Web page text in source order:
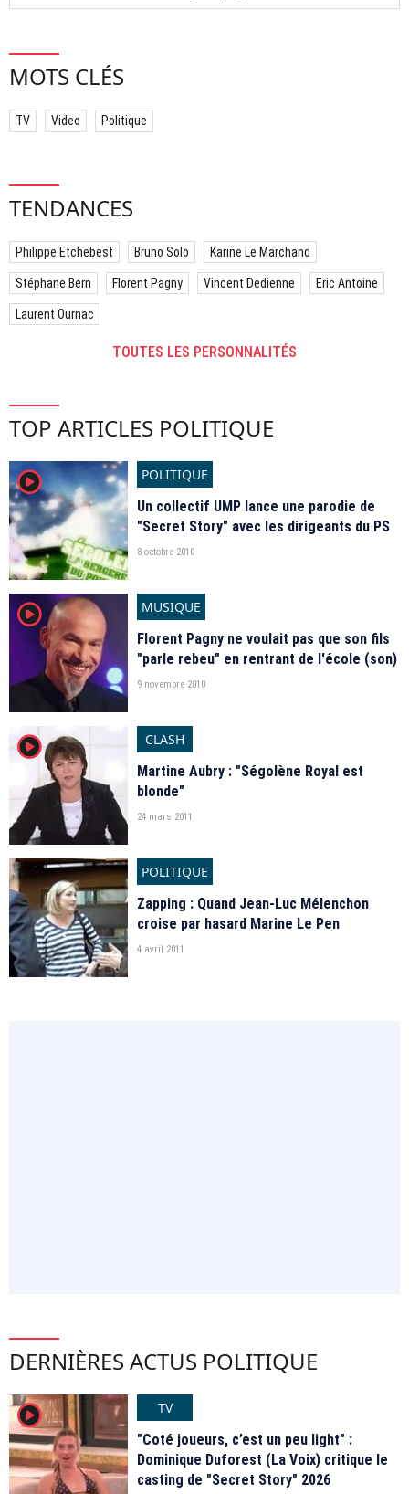
MOTS CLÉS
TV Video Politique
TENDANCES
Philippe Etchebest Bruno Solo Karine Le Marchand
Stéphane Bern Florent Pagny Vincent Dedienne Eric Antoine
Laurent Ournac
TOUTES LES PERSONNALITÉS
TOP ARTICLES POLITIQUE
player2
POLITIQUE
Un collectif UMP lance une parodie de
"Secret Story" avec les dirigeants du PS
8 octobre 2010
player2
MUSIQUE
Florent Pagny ne voulait pas que son fils
"parle rebeu" en rentrant de l'école (son)
9 novembre 2010
player2
CLASH
Martine Aubry : "Ségolène Royal est
blonde"
24 mars 2011
POLITIQUE
Zapping : Quand Jean-Luc Mélenchon
croise par hasard Marine Le Pen
4 avril 2011
DERNIÈRES ACTUS POLITIQUE
player2
TV
"Coté joueurs, c’est un peu light" :
Dominique Duforest (La Voix) critique le
casting de "Secret Story" 2026